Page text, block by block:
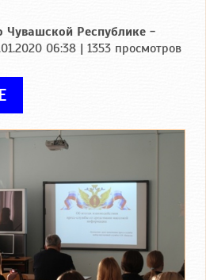
Республике -
06:38 | 1353 просмотров